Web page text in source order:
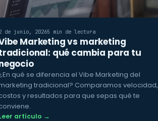
de junio, 20265 min de lectura
Marketing vs marketing
qué cambia para tu
qué se diferencia el Vibe Marketing del
tradicional? Comparamos velocidad,
y resultados para que sepas qué te
artículo →